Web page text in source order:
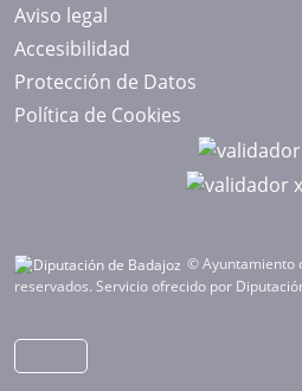
Aviso legal
Accesibilidad
Protección de Datos
Política de Cookies
© Ayuntamiento
reservados. Servicio ofrecido por